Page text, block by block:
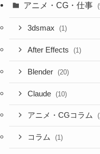
アニメ・CG・仕事
3dsmax (1)
After Effects (1)
Blender (20)
Claude (10)
アニメ・CGコラム
コラム (1)